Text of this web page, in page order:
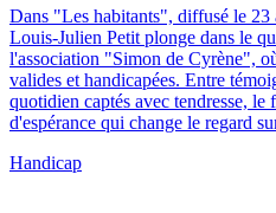
Dans "Les habitants", diffusé le
Louis-Julien Petit plonge dans le
l'association "Simon de Cyrène",
valides et handicapées. Entre
quotidien captés avec tendresse,
d'espérance qui change le regard
Handicap